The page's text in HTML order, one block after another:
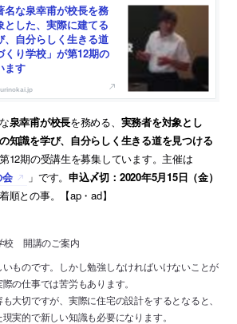
名な泉幸甫が校長を務
とした、実際に建てる
、自分らしく生きる道
くり学校」が第12期の
ます
泉幸甫が校長を務める、 実務者を対象とし
知識を学び、自分らしく生きる道を見つける
12期の受講生を募集しています。主催は
」です。申込〆切：2020年5月15日（金）
順との事。【ap・ad】
校 開講のご案内
ものです。しかし勉強しなければいけないことが
の仕事では苦労もあります。
大切ですが、実際に住宅の設計をするとなると、
実的で新しい知識も必要になります。